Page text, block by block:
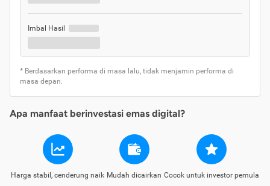
Imbal Hasil
* Berdasarkan performa di masa lalu, tidak menjamin performa di
masa depan.
Apa manfaat berinvestasi emas digital?
Harga stabil, cenderung naik Mudah dicairkan Cocok untuk investor pemula